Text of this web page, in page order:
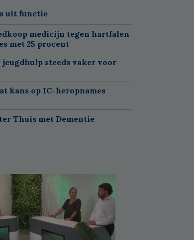
uit functie
medicijn tegen hartfalen
met 25 procent
steeds vaker voor
kans op IC-heropnames
Thuis met Dementie